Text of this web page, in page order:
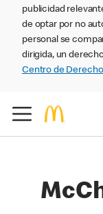
publicidad
de optar por no
personal se
dirigida, un
Centro de